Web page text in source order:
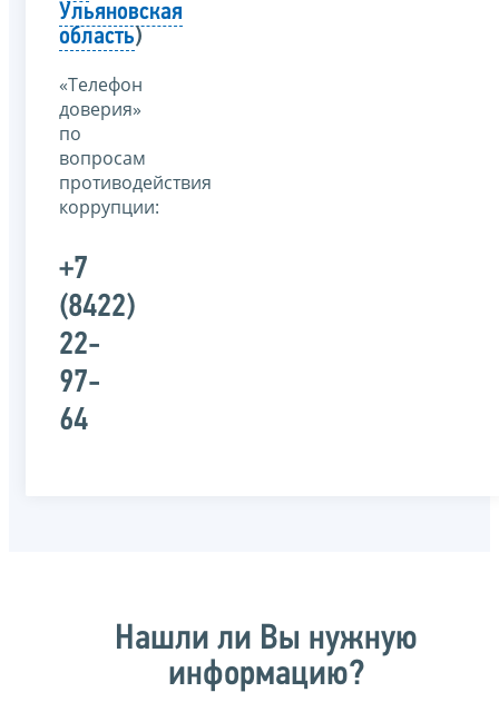
Ульяновская
область)
«Телефон
доверия»
по
вопросам
противодействия
коррупции:
+7
(8422)
22-
97-
64
Нашли ли Вы нужную
информацию?